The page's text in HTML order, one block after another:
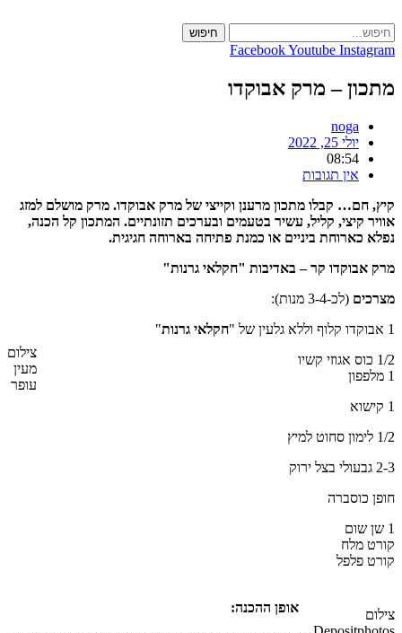
to
content
חיפוש
FacebookYoutube Instagram
מתכון – מרק אבוקדו
noga
יולי 25, 2022
08:54
אין תגובות
קיץ, חם… קבלו מתכון מרענן וקייצי של מרק אבוקדו. מרק מושלם למזג
אוויר קיצי, קליל, עשיר בטעמים ובערכים תזונתיים. המתכון קל הכנה,
נפלא כארוחת ביניים או כמנת פתיחה בארוחה חגיגית.
מרק אבוקדו קר – באדיבות "חקלאי גרנות"
מצרכים (לכ-3-4 מנות):
צילום
מעין
עופר
1 אבוקדו קלוף וללא גלעין של " חקלאי גרנות"
1/2 כוס אגוזי קשיו
1 מלפפון
1 קישוא
1/2 לימון סחוט למיץ
2-3 גבעולי בצל ירוק
חופן כוסברה
1 שן שום
קורט מלח
קורט פלפל
צילום
אופן ההכנה: